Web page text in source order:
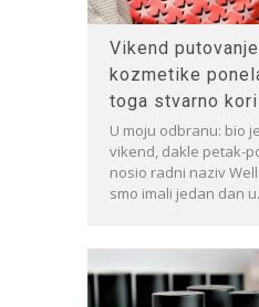
Vikend
kozmetike
toga stvarno
U moju odbranu: bio
vikend, dakle petak-
nosio radni naziv
smo imali jedan dan